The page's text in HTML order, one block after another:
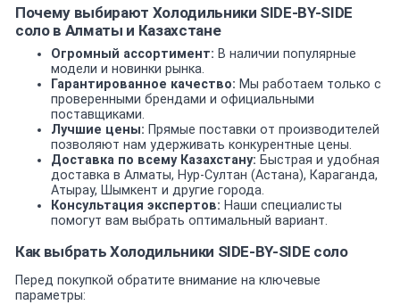
Почему выбирают Холодильники SIDE-BY-SIDE
соло в Алматы и Казахстане
Огромный ассортимент: В наличии популярные
модели и новинки рынка.
Гарантированное качество: Мы работаем только с
проверенными брендами и официальными
поставщиками.
Лучшие цены: Прямые поставки от производителей
позволяют нам удерживать конкурентные цены.
Доставка по всему Казахстану: Быстрая и удобная
доставка в Алматы, Нур-Султан (Астана), Караганда,
Атырау, Шымкент и другие города.
Консультация экспертов: Наши специалисты
помогут вам выбрать оптимальный вариант.
Как выбрать Холодильники SIDE-BY-SIDE соло
Перед покупкой обратите внимание на ключевые
параметры: